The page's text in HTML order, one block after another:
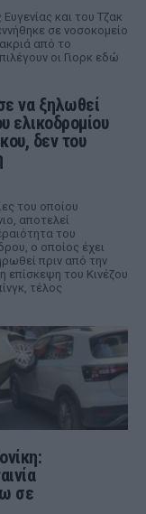
Ευγενίας και του Τζακ
σε νοσοκομείο
από το
οι Γιορκ εδώ
να ξηλωθεί
ελικοδρομίου
δεν του
του οποίου
αποτελεί
του
ο οποίος έχει
πριν από την
επίσκεψη του Κινέζου
τέλος
σε